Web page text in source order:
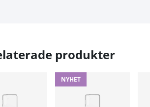
produkter
NYHET